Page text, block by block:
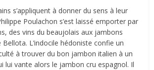
s’appliquent à donner du sens à leur
Poulachon s’est laissé emporter par
des vins du beaujolais aux jambons
Bellota. L’indocile hédoniste confie un
à trouver du bon jambon italien à un
lui vante alors le jambon cru espagnol. Il